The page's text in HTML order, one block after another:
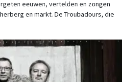
eeuwen, vertelden en zongen
en markt. De Troubadours, die